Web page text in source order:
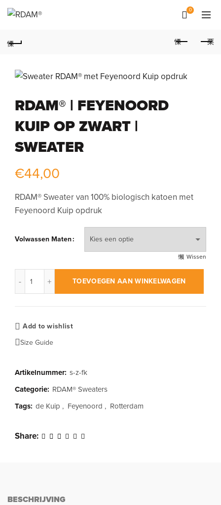
0
RDAM® | FEYENOORD
KUIP OP ZWART |
SWEATER
€44,00
RDAM® Sweater van 100% biologisch katoen met
Feyenoord Kuip opdruk
Volwassen Maten
Wissen
TOEVOEGEN AAN WINKELWAGEN
Add to wishlist
Size Guide
Artikelnummer: s-z-fk
Categorie: RDAM® Sweaters
Tags: de Kuip , Feyenoord , Rotterdam
Share
BESCHRIJVING